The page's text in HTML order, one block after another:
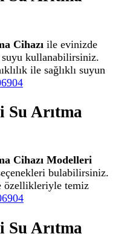
Cihazı ile evinizde
kullanabilirsiniz.
ile sağlıklı suyun
Su Arıtma
Cihazı Modelleri
bulabilirsiniz.
özellikleriyle temiz
Su Arıtma